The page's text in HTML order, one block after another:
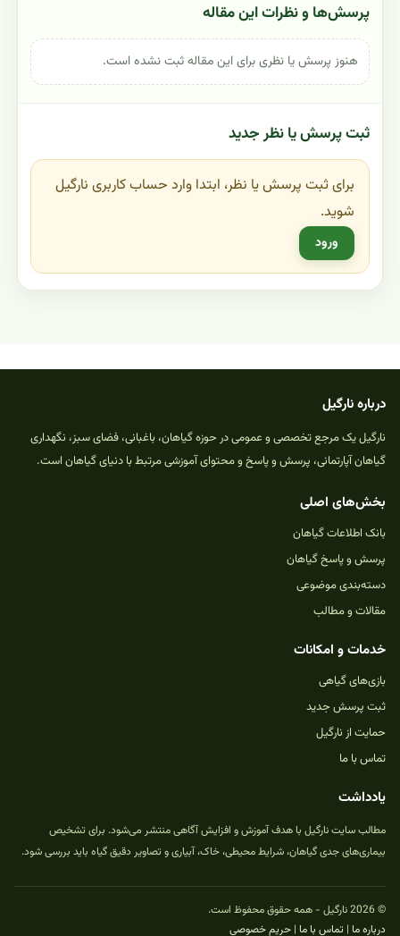
پرسش‌ها و نظرات این مقاله
هنوز پرسش یا نظری برای این مقاله ثبت نشده است.
ثبت پرسش یا نظر جدید
برای ثبت پرسش یا نظر، ابتدا وارد حساب کاربری نارگیل
شوید.
ورود
درباره نارگیل
نارگیل یک مرجع تخصصی و عمومی در حوزه گیاهان، باغبانی، فضای سبز، نگهداری
گیاهان آپارتمانی، پرسش و پاسخ و محتوای آموزشی مرتبط با دنیای گیاهان است.
بخش‌های اصلی
بانک اطلاعات گیاهان
پرسش و پاسخ گیاهان
دسته‌بندی موضوعی
مقالات و مطالب
خدمات و امکانات
بازی‌های گیاهی
ثبت پرسش جدید
حمایت از نارگیل
تماس با ما
یادداشت
مطالب سایت نارگیل با هدف آموزش و افزایش آگاهی منتشر می‌شود. برای تشخیص
بیماری‌های جدی گیاهان، شرایط محیطی، خاک، آبیاری و تصاویر دقیق گیاه باید بررسی شود.
© 2026 نارگیل - همه حقوق محفوظ است.
درباره ما | تماس با ما | حریم خصوصی